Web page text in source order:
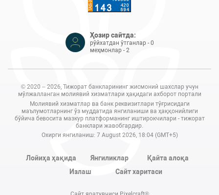
Ҳозир сайтда:
рўйхатдан ўтганлар - 0
меҳмонлар - 2
© 2020 – 2026, Тижорат банкларининг жисмоний шахслар учун
мўлжалланган молиявий хизматлари ҳақидаги ахборот портали
Молиявий хизматлар ва банк реквизитлари тўғрисидаги
маълумотларнинг ўз муддатида янгиланиши ва ҳаққонийлиги
бўйича бевосита мазкур платформанинг иштирокчилари - тижорат
банклари жавобгардир.
Охирги янгиланиш: 7 August 2026, 18:04 (GMT+5)
Лойиҳа ҳақида Янгиликлар
Қайта алоқа
Излаш
Сайт харитаси